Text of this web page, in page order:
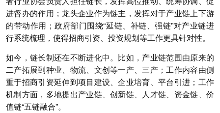
进督办的作用；龙头企业作为链主，发挥对于产业链上下游
的带动作用；政府部门围绕“延链、补链、强链”对产业链进
行系统梳理，使得招商引资、投资规划等工作更具针对性。
如今，链长制还在不断进化中。 比如，产业链范围由原来的
二产拓展到种业、物流、文创等一产、三产；工作内容由侧
重于招商引资延伸到项目建设、企业培育、平台引进；工作
机制方面，多地提出产业链、创新链、人才链、资金链、价
值链“五链融合”。